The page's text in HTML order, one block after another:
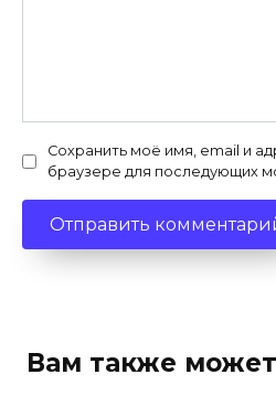
Сохранить моё имя, email и
браузере для последующих
Вам также